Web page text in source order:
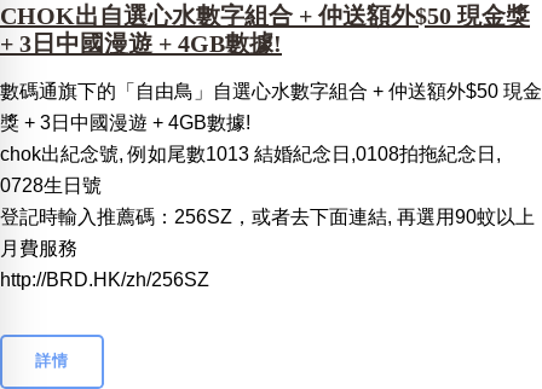
CHOK出自選心水數字組合 + 仲送額外$50 現金獎
+ 3日中國漫遊 + 4GB數據!
數碼通旗下的「自由鳥」自選心水數字組合 + 仲送額外$50 現金
獎 + 3日中國漫遊 + 4GB數據!
chok出紀念號, 例如尾數1013 結婚紀念日,0108拍拖紀念日,
0728生日號
登記時輸入推薦碼：256SZ，或者去下面連結, 再選用90蚊以上
月費服務
http://BRD.HK/zh/256SZ
詳情